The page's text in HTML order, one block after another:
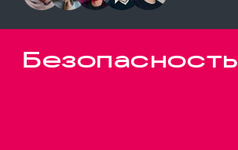
Безопасность